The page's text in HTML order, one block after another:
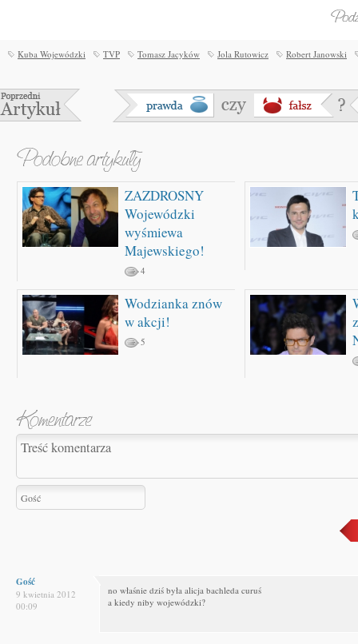
Kuba Wojewódzki TVP Tomasz Jacyków Jola Rutowicz Robert Janowski
ZAZDROSNY
Wojewódzki
wyśmiewa
Majewskiego!
4
Wodzianka znów
w akcji!
5
Gość
9 kwietnia 2012
00:09
no właśnie dziś była alicja bachleda curuś
a kiedy niby wojewódzki?